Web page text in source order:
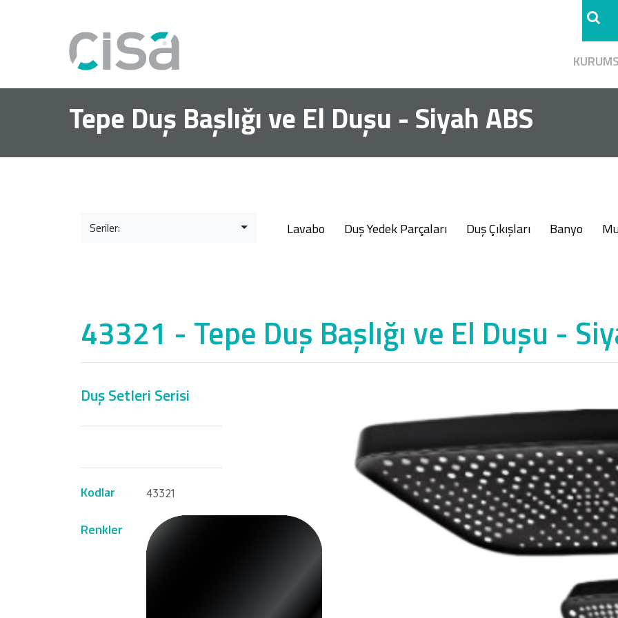
Tepe Duş Başlığı ve El Duşu - Siyah ABS
Seriler: Lavabo Duş Yedek Parçaları Duş Çıkışları Banyo
43321 - Tepe Duş Başlığı ve El Duşu -
Duş Setleri Serisi
Kodlar 43321
Renkler